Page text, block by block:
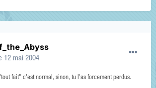
12 mai 2004
fait" c'est normal, sinon, tu l'as forcement perdus.